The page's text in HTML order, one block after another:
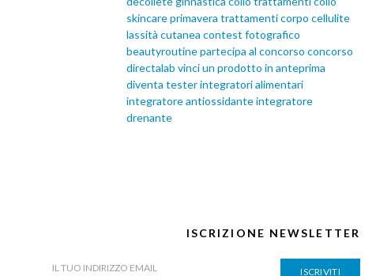
skincare primavera trattamenti corpo cellulite
lassità cutanea contest fotografico
beautyroutinepartecipa al concorso concorso
directalab vinci un prodotto in anteprima
diventa testerintegratori alimentari
integratore antiossidanteintegratore
drenante
ISCRIZIONE NEWSLETTER
ISCRIVITI